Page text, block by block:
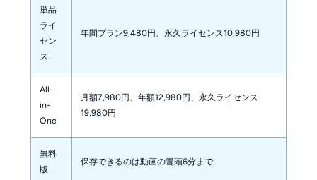
単品
ライ
セン
ス
年間プラン9,480円、永久ライセンス10,980円
All-
in-
One
月額7,980円、年額12,980円、永久ライセンス
19,980円
無料
版
保存できるのは動画の冒頭6分まで